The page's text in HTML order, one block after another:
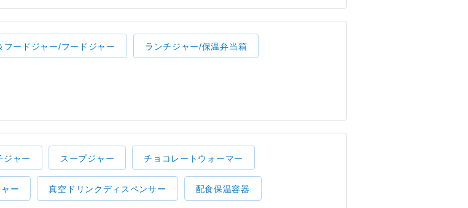
フードジャー/フードジャー ランチジャー/保温弁当箱
ジャー スープジャー チョコレートウォーマー
ー 真空ドリンクディスペンサー 配食保温容器